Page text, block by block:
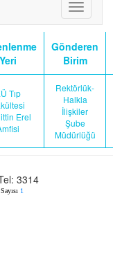
Toggle
Yeri
Gönderen
Birim
Tıp
Erel
Rektörlük-
Halkla
İlişkiler
Şube
Müdürlüğü
3314
1